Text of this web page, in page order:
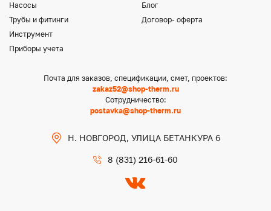
Насосы
Трубы и фитинги
Инструмент
Приборы учета
Блог
Договор- оферта
Почта для заказов, спецификации, смет, проектов:
zakaz52@shop-therm.ru
Сотрудничество:
postavka@shop-therm.ru
Н. НОВГОРОД, УЛИЦА БЕТАНКУРА 6
8 (831) 216-61-60